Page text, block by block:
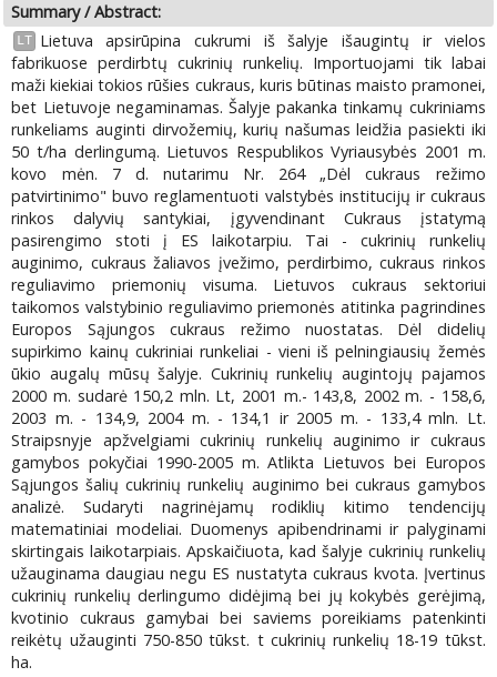
Summary / Abstract:
LT
Lietuva apsirūpina cukrumi iš šalyje išaugintų ir vielos
fabrikuose perdirbtų cukrinių runkelių. Importuojami tik labai
maži kiekiai tokios rūšies cukraus, kuris būtinas maisto pramonei,
bet Lietuvoje negaminamas. Šalyje pakanka tinkamų cukriniams
runkeliams auginti dirvožemių, kurių našumas leidžia pasiekti iki
50 t/ha derlingumą. Lietuvos Respublikos Vyriausybės 2001 m.
kovo mėn. 7 d. nutarimu Nr. 264 „Dėl cukraus režimo
patvirtinimo" buvo reglamentuoti valstybės institucijų ir cukraus
rinkos dalyvių santykiai, įgyvendinant Cukraus įstatymą
pasirengimo stoti į ES laikotarpiu. Tai - cukrinių runkelių
auginimo, cukraus žaliavos įvežimo, perdirbimo, cukraus rinkos
reguliavimo priemonių visuma. Lietuvos cukraus sektoriui
taikomos valstybinio reguliavimo priemonės atitinka pagrindines
Europos Sąjungos cukraus režimo nuostatas. Dėl didelių
supirkimo kainų cukriniai runkeliai - vieni iš pelningiausių žemės
ūkio augalų mūsų šalyje. Cukrinių runkelių augintojų pajamos
2000 m. sudarė 150,2 mln. Lt, 2001 m.- 143,8, 2002 m. - 158,6,
2003 m. - 134,9, 2004 m. - 134,1 ir 2005 m. - 133,4 mln. Lt.
Straipsnyje apžvelgiami cukrinių runkelių auginimo ir cukraus
gamybos pokyčiai 1990-2005 m. Atlikta Lietuvos bei Europos
Sąjungos šalių cukrinių runkelių auginimo bei cukraus gamybos
analizė. Sudaryti nagrinėjamų rodiklių kitimo tendencijų
matematiniai modeliai. Duomenys apibendrinami ir palyginami
skirtingais laikotarpiais. Apskaičiuota, kad šalyje cukrinių runkelių
užauginama daugiau negu ES nustatyta cukraus kvota. Įvertinus
cukrinių runkelių derlingumo didėjimą bei jų kokybės gerėjimą,
kvotinio cukraus gamybai bei saviems poreikiams patenkinti
reikėtų užauginti 750-850 tūkst. t cukrinių runkelių 18-19 tūkst.
ha.